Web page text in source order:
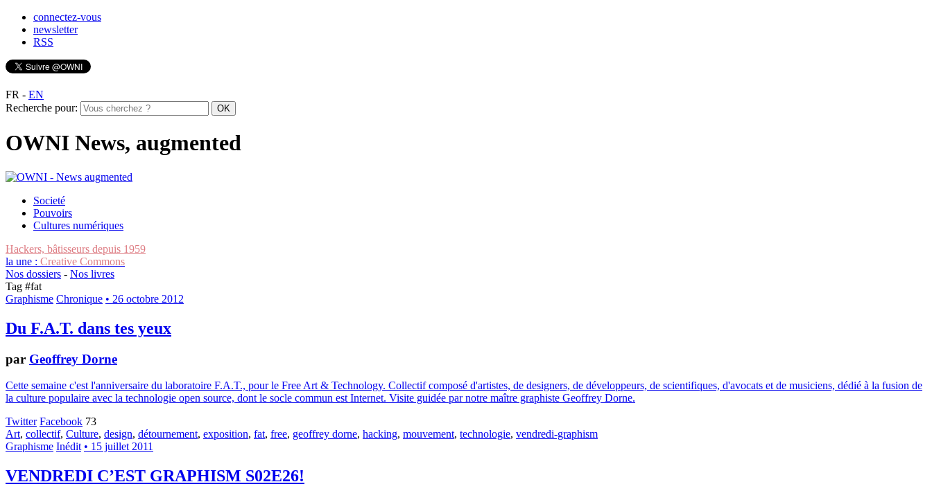
connectez-vous
newsletter
RSS
FR - EN
Recherche pour:
OWNI News, augmented
Societé
Pouvoirs
Cultures numériques
Hackers, bâtisseurs depuis 1959
la une : Creative Commons
Nos dossiers - Nos livres
Tag #fat
Graphisme Chronique • 26 octobre 2012
Du F.A.T. dans tes yeux
par Geoffrey Dorne
Cette semaine c'est l'anniversaire du laboratoire F.A.T., pour le Free Art & Technology. Collectif composé d'artistes, de designers, de développeurs, de scientifiques, d'avocats et de musiciens, dédié à la fusion de
la culture populaire avec la technologie open source, dont le socle commun est Internet. Visite guidée par notre maître graphiste Geoffrey Dorne.
Twitter Facebook 73
Art, collectif, Culture, design, détournement, exposition, fat, free, geoffrey dorne, hacking, mouvement, technologie, vendredi-graphism
Graphisme Inédit • 15 juillet 2011
VENDREDI C’EST GRAPHISM S02E26!